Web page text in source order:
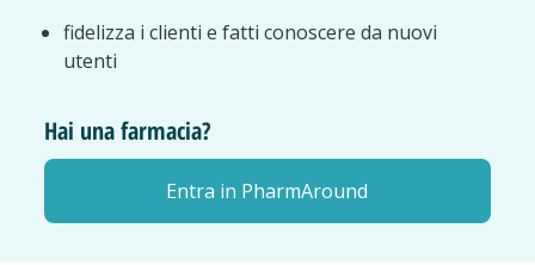
fidelizza i clienti e fatti conoscere da nuovi
utenti
Hai una farmacia?
Entra in PharmAround